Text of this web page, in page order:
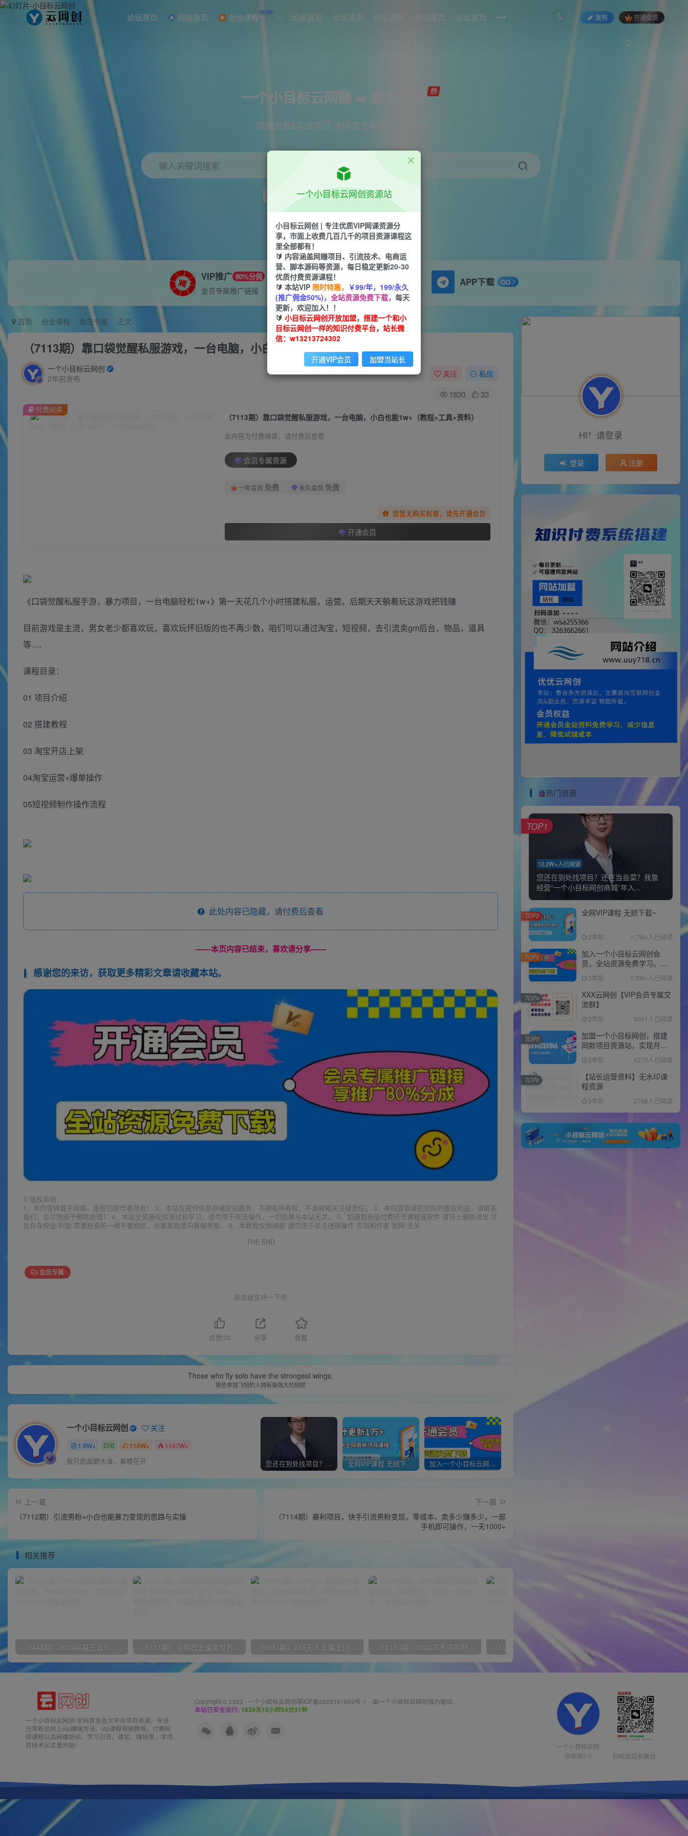
论坛首页 网站首页 创业课程 NEW 论坛首页 论坛首页 论坛首页 论坛首页 论坛首页 发布 开通会员
一个小目标云网赚 ∞ 稳定更新
网赚资源&实战项目 全网首发全年365天更新
输入关键词搜索
项目 引流 短视频 抖音 剪辑 小红书
VIP推广 80%分佣
会员专属推广链接
APP下载 GO
首页 创业课程 会员专属 正文
（7113期）靠口袋觉醒私服游戏，一台电脑，小白也能1w+（教程+工具+资料）
一个小目标云网创
2年前发布
关注 私信
1830 33
（7113期）靠口袋觉醒私服游戏，一台电脑，小白也能1w+（教程+工具+资料）
此内容为付费阅读，请付费后查看
会员专属资源
一年会员 免费 永久会员 免费
您暂无购买权限，请先开通会员
开通会员
付费阅读
《口袋觉醒私服手游，暴力项目，一台电脑轻松1w+》第一天花几个小时搭建私服，运营。后期天天躺着玩这游戏把钱赚
目前游戏是主流，男女老少都喜欢玩，喜欢玩怀旧版的也不再少数，咱们可以通过淘宝，短视频，去引流卖gm后台，物品，道具
等….
课程目录：
01 项目介绍
02 搭建教程
03 淘宝开店上架
04淘宝运营+爆单操作
05短视频制作操作流程
此处内容已隐藏，请付费后查看
------本页内容已结束，喜欢请分享------
感谢您的来访，获取更多精彩文章请收藏本站。
© 版权声明
1、本内容转载于网络，版权归原作者所有！ 2、本站仅提供信息存储空间服务，不拥有所有权，不承担相关法律责任。 3、本内容若侵犯到你的版权利益，请联系
我们，会尽快给予删除处理！ 4、本站全资源仅供测试和学习，请勿用于非法操作，一切后果与本站无关。 5、如遇到充值付费环节课程或软件 请马上删除退出 涉
及自身权益/利益 需要投资的一律不要相信，访客发现请向客服举报。 6、本教程仅供揭秘 请勿用于非法违规操作 否则和作者 官网 无关
THE END
会员专属
喜欢就支持一下吧
点赞 33 分享 收藏
Those who fly solo have the strongest wings.
那些单独飞翔的人拥有最强大的翅膀
一个小目标云网创 关注
1.9W+ 0 118W+ 1147W+
我只愿面朝大海，春暖花开 您还在到处找项目？还在当韭菜？我靠经营“一个小目标网创商城”年入百W+，曾经我也负债累累! 全网VIP课程 无损下载~ 加入一个小目标云网创会员，全站资源免费学习。更可享受推广高达80%分佣！
上一篇
（7112期）引流男粉+小白也能暴力变现的思路与实操
下一篇
（7114期）暴利项目，快手引流男粉变现，零成本，卖多少赚多少，一部
手机即可操作，一天1000+
相关推荐
（9448期）2024网易云音乐人挂机项目，单机日入150+，无脑月入5000+ （9111期）全网首发魔兽世界美服全自动打金搬砖，日入1000+，简单好操作，保姆级教学 （9934期）24h无人直播支付宝项目，最新带货玩法，纯躺赚实测日入500+ （10150期）2024高考项目野路子玩法，无限裂变，最高一天1W＋！ （10163期）快手掘金撸收益最新技术，高收益玩法，单日变现500+，小白必备项目
HI！请登录
登录 注册
热门资源
12.2W+人已阅读
您还在到处找项目？还在当韭菜？我靠
经营“一个小目标网创商城”年入...
TOP1
全网VIP课程 无损下载~
2年前 1.7W+人已阅读
TOP2
加入一个小目标云网创会
员，全站资源免费学习。更
可享受推广高达80%分佣！
3年前 1.3W+人已阅读
TOP3
XXX云网创【VIP会员专属交
流群】
3年前 9091人已阅读
TOP4
加盟一个小目标网创，搭建
同款项目资源站，实现月入
10w+！！
3年前 4273人已阅读
TOP5
【站长运营资料】无水印课
程资源
3年前 2766人已阅读
TOP6
一个小目标云网创-全网首发各大平台项目资源、专注
分享新出网上vip赚钱方法、vip课程视频教程、付费网
络课程以及网赚培训，学习引流、建站、赚钱等，学项
目技术从这里开始！
Copyright © 2023 · 一个小目标云网创鄂ICP备2025161603号-1 · 由一个小目标云网创强力驱动.
本站已安全运行: 1639天15小时54分33秒
一个小目标云网
创系统3.0
扫码加站长微信
一个小目标云网创资源站
小目标云网创 | 专注优质VIP网课资源分
享，市面上收费几百几千的项目资源课程这
里全部都有！
🔰 内容涵盖网赚项目、引流技术、电商运
营、脚本源码等资源，每日稳定更新20-30
优质付费资源课程！
🔰 本站VIP 限时特惠， ￥99/年，199/永久
(推广佣金50%)， 全站资源免费下载， 每天
更新，欢迎加入！！
🔰 小目标云网创开放加盟，搭建一个和小
目标云网创一样的知识付费平台，站长微
信：w13213724302
开通VIP会员 加盟当站长